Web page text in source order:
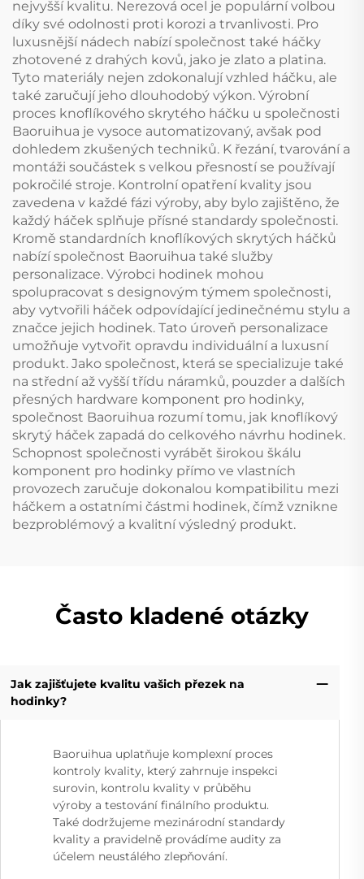
nejvyšší kvalitu. Nerezová ocel je populární volbou
díky své odolnosti proti korozi a trvanlivosti. Pro
luxusnější nádech nabízí společnost také háčky
zhotovené z drahých kovů, jako je zlato a platina.
Tyto materiály nejen zdokonalují vzhled háčku, ale
také zaručují jeho dlouhodobý výkon. Výrobní
proces knoflíkového skrytého háčku u společnosti
Baoruihua je vysoce automatizovaný, avšak pod
dohledem zkušených techniků. K řezání, tvarování a
montáži součástek s velkou přesností se používají
pokročilé stroje. Kontrolní opatření kvality jsou
zavedena v každé fázi výroby, aby bylo zajištěno, že
každý háček splňuje přísné standardy společnosti.
Kromě standardních knoflíkových skrytých háčků
nabízí společnost Baoruihua také služby
personalizace. Výrobci hodinek mohou
spolupracovat s designovým týmem společnosti,
aby vytvořili háček odpovídající jedinečnému stylu a
značce jejich hodinek. Tato úroveň personalizace
umožňuje vytvořit opravdu individuální a luxusní
produkt. Jako společnost, která se specializuje také
na střední až vyšší třídu náramků, pouzder a dalších
přesných hardware komponent pro hodinky,
společnost Baoruihua rozumí tomu, jak knoflíkový
skrytý háček zapadá do celkového návrhu hodinek.
Schopnost společnosti vyrábět širokou škálu
komponent pro hodinky přímo ve vlastních
provozech zaručuje dokonalou kompatibilitu mezi
háčkem a ostatními částmi hodinek, čímž vznikne
bezproblémový a kvalitní výsledný produkt.
Často kladené otázky
Jak zajišťujete kvalitu vašich přezek na
hodinky?
Baoruihua uplatňuje komplexní proces
kontroly kvality, který zahrnuje inspekci
surovin, kontrolu kvality v průběhu
výroby a testování finálního produktu.
Také dodržujeme mezinárodní standardy
kvality a pravidelně provádíme audity za
účelem neustálého zlepňování.